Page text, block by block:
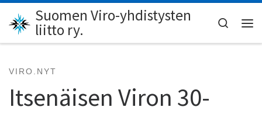
Skip to content
Suomen Viro-yhdistysten
liitto ry.
Search
VIRO.NYT
Itsenäisen Viron 30-